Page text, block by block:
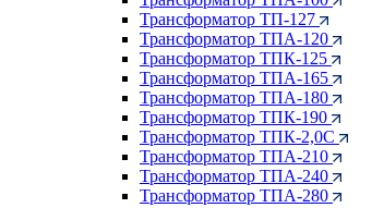
Трансформатор ТП-127
Трансформатор ТПА-120
Трансформатор ТПК-125
Трансформатор ТПА-165
Трансформатор ТПА-180
Трансформатор ТПК-190
Трансформатор ТПК-2,0С
Трансформатор ТПА-210
Трансформатор ТПА-240
Трансформатор ТПА-280